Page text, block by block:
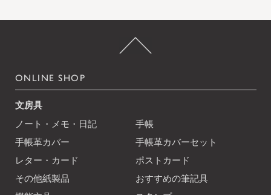
ONLINE SHOP
文房具
ノート・メモ・日記
手帳
手帳革カバー
手帳革カバーセット
レター・カード
ポストカード
その他紙製品
おすすめの筆記具